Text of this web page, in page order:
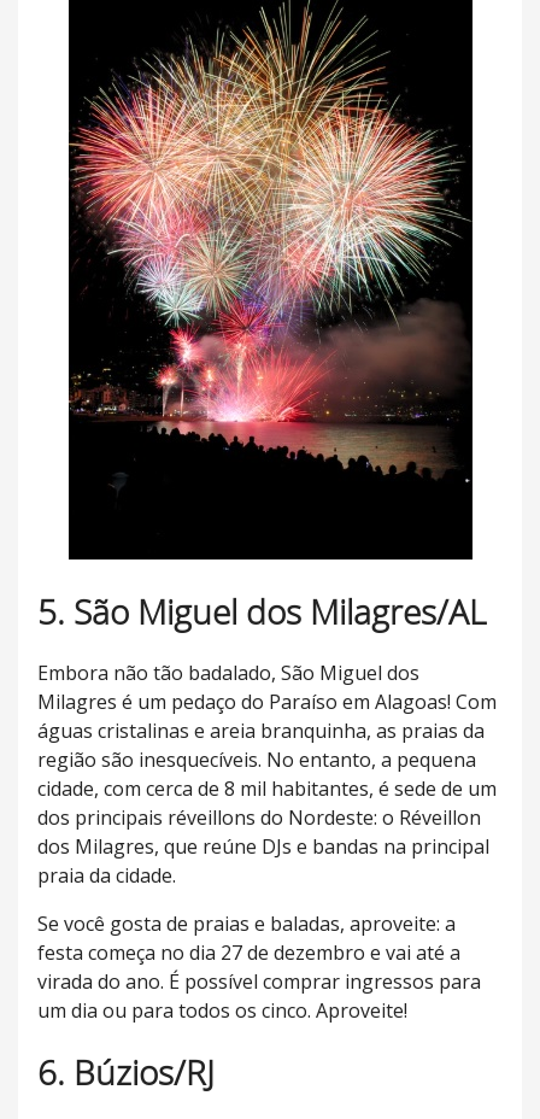
5. São Miguel dos Milagres/AL
Embora não tão badalado, São Miguel dos
Milagres é um pedaço do Paraíso em Alagoas! Com
águas cristalinas e areia branquinha, as praias da
região são inesquecíveis. No entanto, a pequena
cidade, com cerca de 8 mil habitantes, é sede de um
dos principais réveillons do Nordeste: o Réveillon
dos Milagres, que reúne DJs e bandas na principal
praia da cidade.
Se você gosta de praias e baladas, aproveite: a
festa começa no dia 27 de dezembro e vai até a
virada do ano. É possível comprar ingressos para
um dia ou para todos os cinco. Aproveite!
6. Búzios/RJ